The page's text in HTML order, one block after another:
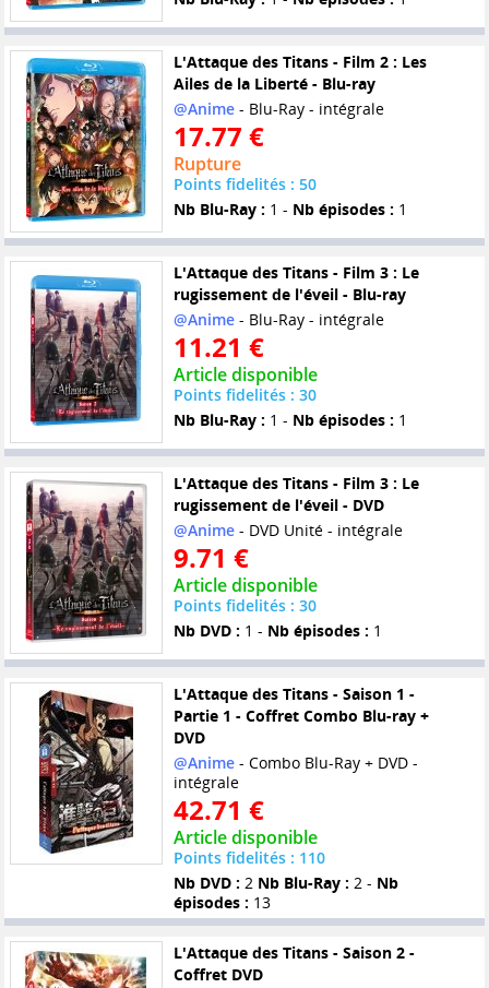
L'Attaque des Titans - Film 2 : Les
Ailes de la Liberté - Blu-ray
@Anime- Blu-Ray - intégrale
17.77 €
Rupture
Points fidelités : 50
Nb Blu-Ray : 1 - Nb épisodes : 1
L'Attaque des Titans - Film 3 : Le
rugissement de l'éveil - Blu-ray
@Anime- Blu-Ray - intégrale
11.21 €
Article disponible
Points fidelités : 30
Nb Blu-Ray : 1 - Nb épisodes : 1
L'Attaque des Titans - Film 3 : Le
rugissement de l'éveil - DVD
@Anime- DVD Unité - intégrale
9.71 €
Article disponible
Points fidelités : 30
Nb DVD : 1 - Nb épisodes : 1
L'Attaque des Titans - Saison 1 -
Partie 1 - Coffret Combo Blu-ray +
DVD
@Anime- Combo Blu-Ray + DVD -
intégrale
42.71 €
Article disponible
Points fidelités : 110
Nb DVD : 2 Nb Blu-Ray : 2 - Nb
épisodes : 13
L'Attaque des Titans - Saison 2 -
Coffret DVD